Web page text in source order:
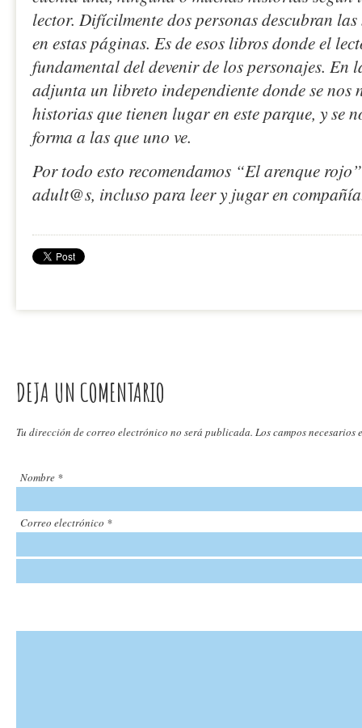
lector. Difícilmente dos personas descubran
en estas páginas. Es de esos libros donde el
fundamental del devenir de los personajes. En
adjunta un libreto independiente donde se nos
historias que tienen lugar en este parque, y se
forma a las que uno ve.
Por todo esto recomendamos “El arenque
adult@s, incluso para leer y jugar en
DEJA UN COMENTARIO
Tu dirección de correo electrónico no será publicada. Los campos necesarios
Nombre *
Correo electrónico *